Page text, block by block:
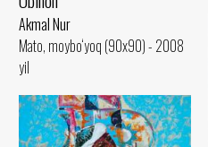
Akmal Nur
Mato, moybo‘yoq (90x90) - 2008
yil